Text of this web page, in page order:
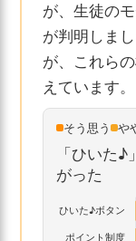
が、生徒の
が判明しま
が、これら
えています。
そう思う や
「ひいた
がった